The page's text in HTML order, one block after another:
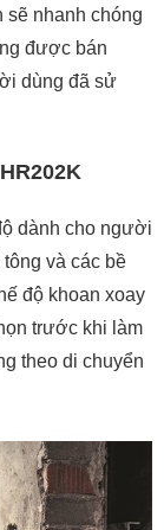
sẽ nhanh chóng
được bán
dùng đã sử
dành cho người
và các bề
độ khoan xoay
trước khi làm
theo di chuyển